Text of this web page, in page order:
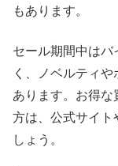
もあります。
セール期間中はバ
く、ノベルティ
あります。お得な
方は、公式サイト
しょう。